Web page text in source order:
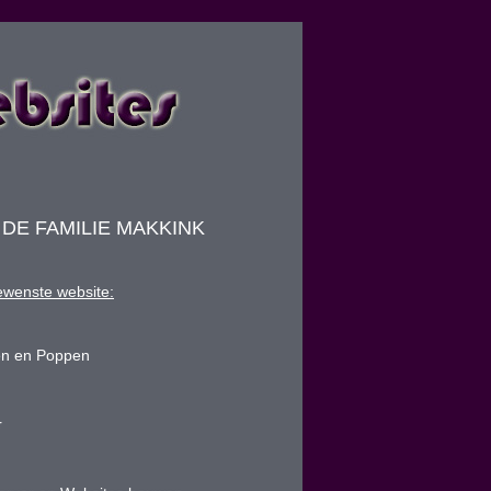
FAMILIE MAKKINK
website:
en Poppen